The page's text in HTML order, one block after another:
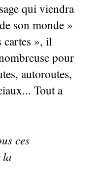
qui viendra
son monde »
cartes », il
pour
autoroutes,
Tout a
ces
la